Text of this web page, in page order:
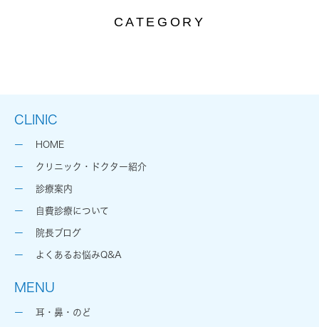
CATEGORY
CLINIC
HOME
クリニック・ドクター紹介
診療案内
自費診療について
院長ブログ
よくあるお悩みQ&A
MENU
耳・鼻・のど